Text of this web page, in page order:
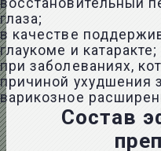
восстановительный
глаза;
в качестве
глаукоме и катаракте;
при заболеваниях,
причиной ухудшения
варикозное
Состав